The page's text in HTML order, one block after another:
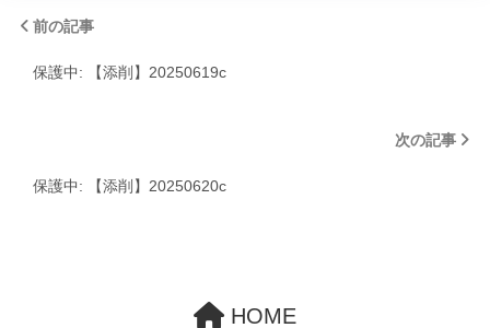
前の記事
保護中: 【添削】20250619c
次の記事
保護中: 【添削】20250620c
HOME